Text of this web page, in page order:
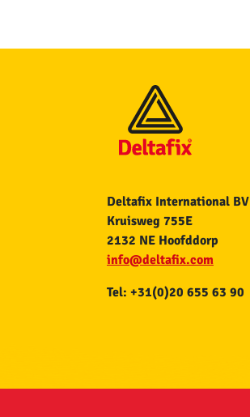
Deltafix International BV
Kruisweg 755E
2132 NE Hoofddorp
info@deltafix.com
Tel: +31(0)20 655 63 90